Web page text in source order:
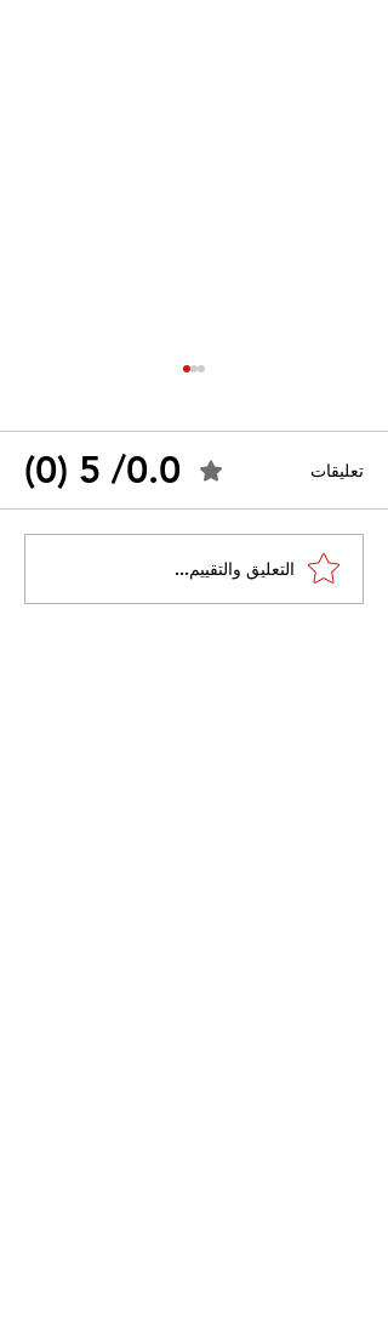
القضاء الإداري يقضي بحل
نقابة "كنابست"
تعليقات 0.0/ 5 (0)
التعليق والتقييم...